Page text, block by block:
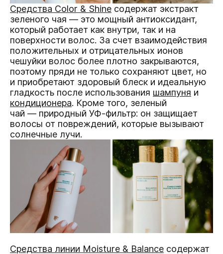
Средства Color & Shine содержат экстракт
зеленого чая — это мощный антиоксидант,
который работает как внутри, так и на
поверхности волос. За счет взаимодействия
положительных и отрицательных ионов
чешуйки волос более плотно закрываются,
поэтому пряди не только сохраняют цвет, но
и приобретают здоровый блеск и идеальную
гладкость после использования шампуня и
кондиционера. Кроме того, зеленый
чай — природный УФ-фильтр: он защищает
волосы от повреждений, которые вызывают
солнечные лучи.
Средства линии Moisture & Balance содержат